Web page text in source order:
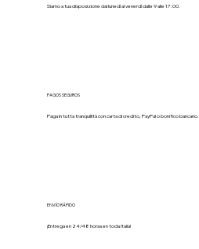
Siamo a tua disposizione dal lunedì al venerdì dalle 9 alle 17:00.
PAGOS SEGUROS
Paga in tutta tranquillità con carta di credito, PayPal o bonifico bancario.
ENVÍO RÁPIDO
¡Entrega en 24/48 horas en toda Italia!